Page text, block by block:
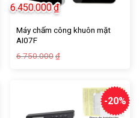
Máy chấm công khuôn mặt
AI07F
6.750.000 ₫
6.450.000₫
6.450.000₫.
-20%